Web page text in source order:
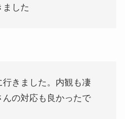
ました
きました。内観も凄
んの対応も良かったで